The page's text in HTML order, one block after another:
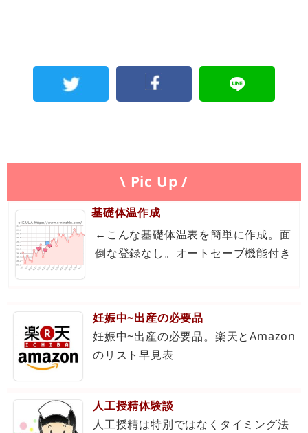
\ Pic Up /
基礎体温作成
←こんな基礎体温表を簡単に作成。面
倒な登録なし。オートセーブ機能付き
妊娠中~出産の必要品
妊娠中~出産の必要品。楽天とAmazon
のリスト早見表
人工授精体験談
人工授精は特別ではなくタイミング法